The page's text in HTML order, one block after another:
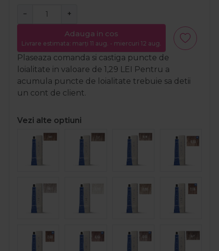
− +
Adauga in cos
Livrare estimata: marți 11 aug. - miercuri 12 aug.
Plaseaza comanda si castiga puncte de
loialitate in valoare de 1,29 LEI Pentru a
acumula puncte de loialitate trebuie sa detii
un cont de client.
Vezi alte optiuni